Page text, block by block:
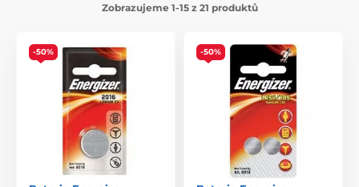
Zobrazujeme 1-15 z 21 produktů
-50% -50%